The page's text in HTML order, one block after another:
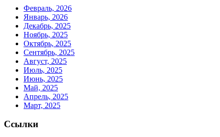
Февраль, 2026
Январь, 2026
Декабрь, 2025
Ноябрь, 2025
Октябрь, 2025
Сентябрь, 2025
Август, 2025
Июль, 2025
Июнь, 2025
Май, 2025
Апрель, 2025
Март, 2025
Ссылки